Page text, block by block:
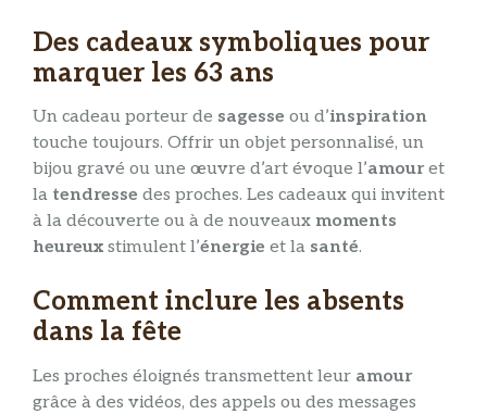
Des cadeaux symboliques pour
marquer les 63 ans
Un cadeau porteur de sagesse ou d’inspiration
touche toujours. Offrir un objet personnalisé, un
bijou gravé ou une œuvre d’art évoque l’amouret
la tendresse des proches. Les cadeaux qui invitent
à la découverte ou à de nouveaux moments
heureux stimulent l’énergie et la santé.
Comment inclure les absents
dans la fête
Les proches éloignés transmettent leur amour
grâce à des vidéos, des appels ou des messages